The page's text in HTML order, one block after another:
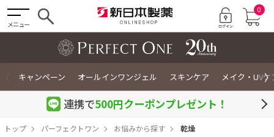
メニュー
0
キャンペーン オールインワンジェル スキンケア メイク・UVケ
〉
連携で500円クーポンプレゼント！
トップ パーフェクトワン お悩みから探す 乾燥